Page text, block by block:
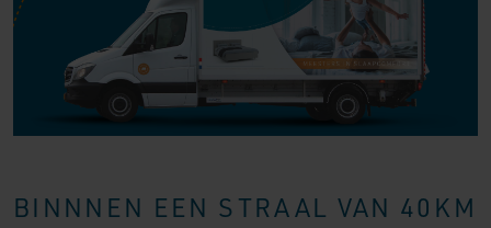
BINNNEN EEN STRAAL VAN 40KM